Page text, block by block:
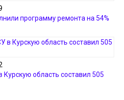
программу ремонта на 54%
область составил 505